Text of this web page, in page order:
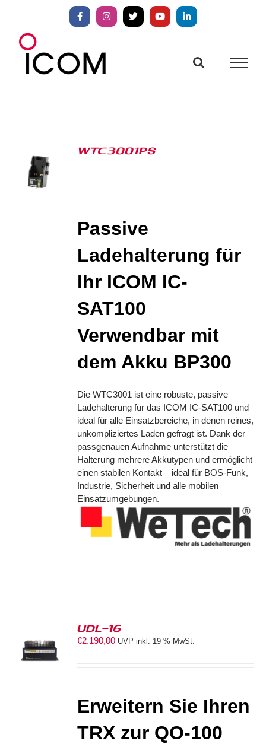
springen
FacebookInstagram
X YouTubeLinkedIn
WTC3001PS
Passive
Ladehalterung für
Ihr ICOM IC-
SAT100
Verwendbar mit
dem Akku BP300
Die WTC3001 ist eine robuste, passive
Ladehalterung für das ICOM IC-SAT100 und
ideal für alle Einsatzbereiche, in denen reines,
unkompliziertes Laden gefragt ist. Dank der
passgenauen Aufnahme unterstützt die
Halterung mehrere Akkutypen und ermöglicht
einen stabilen Kontakt – ideal für BOS-Funk,
Industrie, Sicherheit und alle mobilen
Einsatzumgebungen.
UDL-16
€2.190,00 UVP inkl. 19 % MwSt.
Erweitern Sie Ihren
TRX zur QO-100